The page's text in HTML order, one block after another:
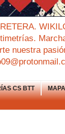
nuestra
CS BTT